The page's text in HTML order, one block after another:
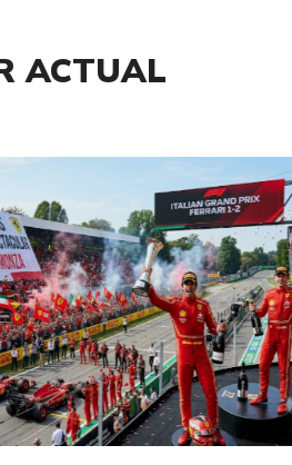
ACTUAL